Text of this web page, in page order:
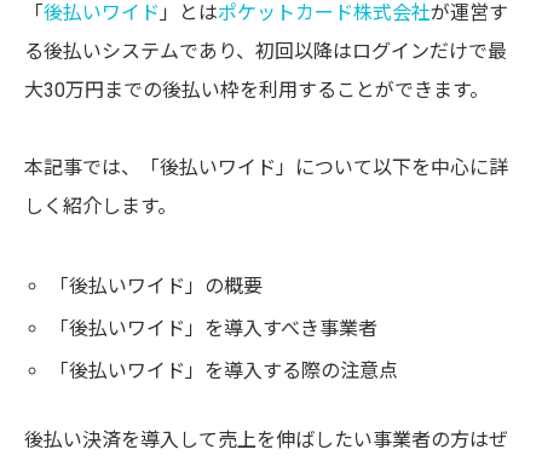
「 後払いワイド 」とはポケットカード株式会社が運営す
る後払いシステムであり、初回以降はログインだけで最
大30万円までの後払い枠を利用することができます。
本記事では、「後払いワイド」について以下を中心に詳
しく紹介します。
「後払いワイド」の概要
「後払いワイド」を導入すべき事業者
「後払いワイド」を導入する際の注意点
後払い決済を導入して売上を伸ばしたい事業者の方はぜ